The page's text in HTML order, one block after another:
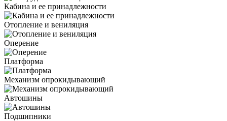
Кабина и ее принадлежности
Отопление и вениляция
Оперение
Платформа
Механизм опрокидывающий
Автошины
Подшипники